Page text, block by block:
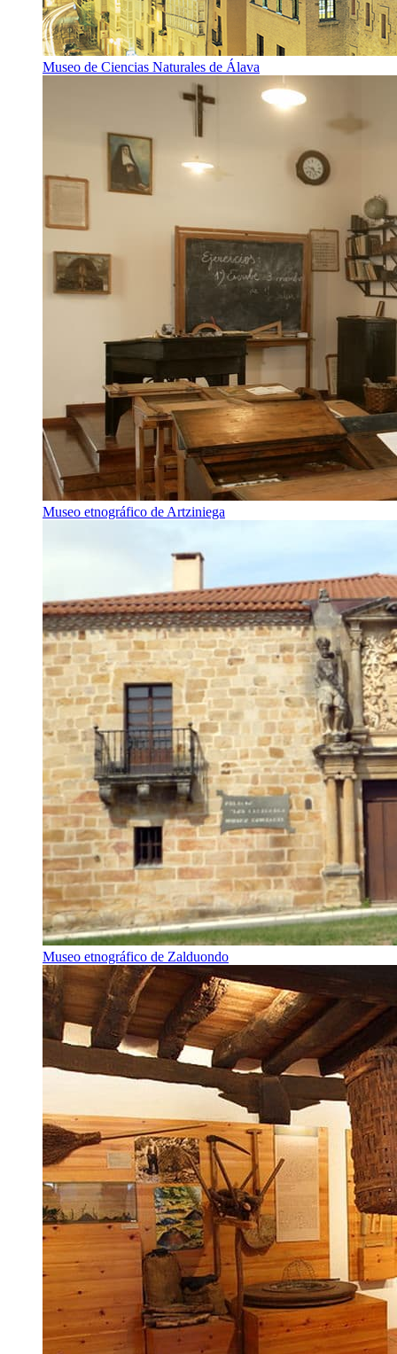
Museo de Ciencias Naturales de Álava
Museo etnográfico de Artziniega
Museo etnográfico de Zalduondo